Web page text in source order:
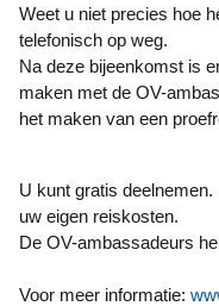
Weet u niet precies hoe
telefonisch op weg.
Na deze bijeenkomst is
maken met de OV-
het maken van een
U kunt gratis
uw eigen reiskosten.
De OV-ambassadeurs
Voor meer informatie: